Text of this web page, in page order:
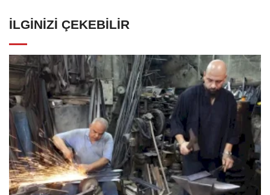
İLGINIZI ÇEKEBILIR